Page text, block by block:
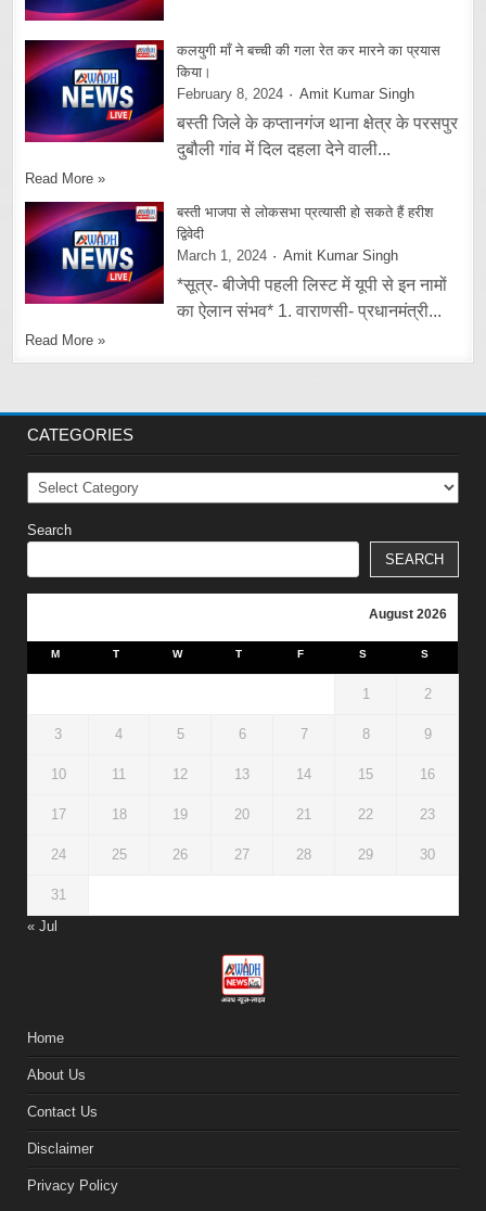
कलयुगी माँ ने बच्ची की गला रेत कर मारने का प्रयास
किया।
February 8, 2024
Amit Kumar Singh
बस्ती जिले के कप्तानगंज थाना क्षेत्र के परसपुर
दुबौली गांव में दिल दहला देने वाली...
Read More »
बस्ती भाजपा से लोकसभा प्रत्यासी हो सकते हैं हरीश
द्विवेदी
March 1, 2024
Amit Kumar Singh
*सूत्र- बीजेपी पहली लिस्ट में यूपी से इन नामों
का ऐलान संभव* 1. वाराणसी- प्रधानमंत्री...
Read More »
CATEGORIES
Categories
Search
SEARCH
August 2026
M T W T F S S
1 2
3 4 5 6 7 8 9
10 11 12 13 14 15 16
17 18 19 20 21 22 23
24 25 26 27 28 29 30
31
« Jul
Home
About Us
Contact Us
Disclaimer
Privacy Policy